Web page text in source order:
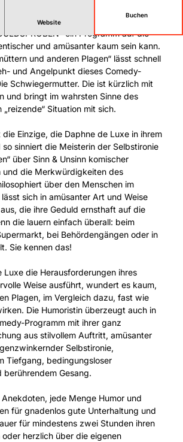
Website
Buchen
nicht ihre Stärke und so bringt Daphne
ein Programm auf die
und amüsanter kaum sein kann.
und anderen Plagen“ lässt schnell
und Angelpunkt dieses Comedy-
Schwiegermutter. Die ist kürzlich mit
und bringt im wahrsten Sinne des
„reizende“ Situation mit sich.
Einzige, die Daphne de Luxe in ihrem
sinniert die Meisterin der Selbstironie
über Sinn & Unsinn komischer
und die Merkwürdigkeiten des
über den Menschen im
sich in amüsanter Art und Weise
die ihre Geduld ernsthaft auf die
die lauern einfach überall: beim
bei Behördengängen oder in
Sie kennen das!
Luxe die Herausforderungen ihres
Weise ausführt, wundert es kaum,
Plagen, im Vergleich dazu, fast wie
Die Humoristin überzeugt auch in
Programm mit ihrer ganz
aus stilvollem Auftritt, amüsanter
Selbstironie,
Tiefgang, bedingungsloser
Gesang.
jede Menge Humor und
für gnadenlos gute Unterhaltung und
für mindestens zwei Stunden ihren
herzlich über die eigenen